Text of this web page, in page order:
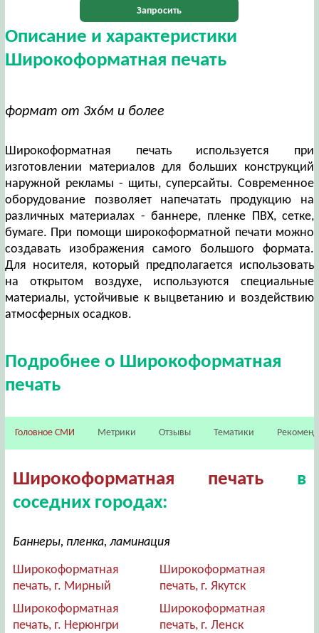
Запросить
Описание и характеристики
Широкоформатная печать
формат от 3х6м и более
Широкоформатная печать используется при
изготовлении материалов для больших конструкций
наружной рекламы - щиты, суперсайты. Современное
оборудование позволяет напечатать продукцию на
различных материалах - баннере, пленке ПВХ, сетке,
бумаге. При помощи широкоформатной печати можно
создавать изображения самого большого формата.
Для носителя, который предполагается использовать
на открытом воздухе, используются специальные
материалы, устойчивые к выцветанию и воздействию
атмосферных осадков.
Подробнее о Широкоформатная
печать
Головное СМИ Метрики Отзывы Тематики
Широкоформатная печатьв
соседних городах:
Баннеры, пленка, ламинация
Широкоформатная
печать, г. Мирный
Широкоформатная
печать, г. Якутск
Широкоформатная
печать, г. Нерюнгри
Широкоформатная
печать, г. Ленск